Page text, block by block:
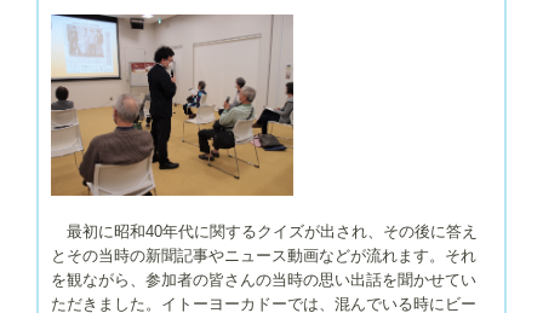
最初に昭和40年代に関するクイズが出され、その後に答え
とその当時の新聞記事やニュース動画などが流れます。それ
を観ながら、参加者の皆さんの当時の思い出話を聞かせてい
ただきました。イトーヨーカドーでは、混んでいる時にビー